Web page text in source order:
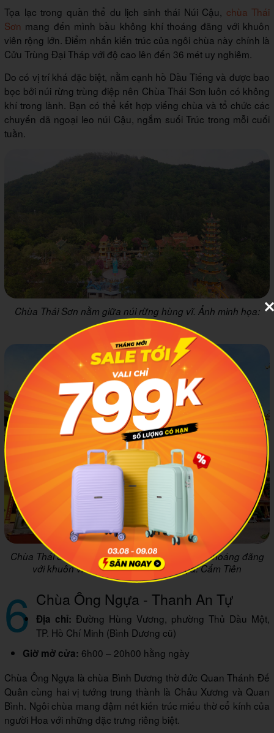
Tọa lạc trong quần thể du lịch sinh thái Núi Cậu, chùa Thái
Sơn mang đến mình bầu không khí thoáng đãng với khuôn
viên rộng lớn. Điểm nhấn kiến trúc của ngôi chùa này chính là
Cửu Trùng Đại Tháp với độ cao lên đến 36 mét uy nghiêm.
Do có vị trí khá đặc biệt, nằm cạnh hồ Dầu Tiếng và được bao
bọc bởi núi rừng trùng điệp nên Chùa Thái Sơn luôn có không
khí trong lành. Bạn có thể kết hợp viếng chùa và tổ chức các
chuyến dã ngoại leo núi Cậu, ngắm suối Trúc trong mỗi cuối
tuần.
Chùa Thái Sơn nằm giữa núi rừng hùng vĩ. Ảnh minh họa:
Gody
Chùa Thái Sơn mang đến mình bầu không khí thoáng đãng
với khuôn viên rộng lớn. Ảnh minh họa: Cẩm Tiên
6 Chùa Ông Ngựa - Thanh An Tự
Địa chỉ: Đường Hùng Vương, phường Thủ Dầu Một,
TP. Hồ Chí Minh (Bình Dương cũ)
Giờ mở cửa: 6h00 – 20h00 hằng ngày
Chùa Ông Ngựa là chùa Bình Dương thờ đức Quan Thánh Đế
Quân cùng hai vị tướng trung thành là Châu Xương và Quan
Bình. Ngôi chùa mang đậm nét kiến trúc miếu thờ cổ kính của
người Hoa với những đặc trưng riêng biệt.